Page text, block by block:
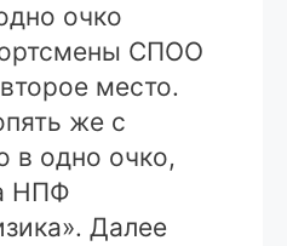
очко
СПОО
место.
же с
в одно очко,
НПФ
Далее